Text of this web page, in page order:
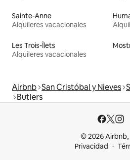
Sainte-Anne
Alquileres vacacionales
Les Trois-Îlets
Alquileres vacacionales
Airbnb San Cristóbal y Nieves
Butlers
© 2026 Airbnb,
Privacidad